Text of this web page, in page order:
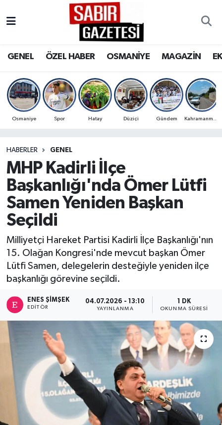
GENEL ÖZEL HABER OSMANİYE MAGAZİN
Osmaniye Spor Hatay Düziçi Gündem
HABERLER GENEL
MHP Kadirli İlçe
Başkanlığı'nda Ömer Lütfi
Samen Yeniden Başkan
Seçildi
Milliyetçi Hareket Partisi Kadirli İlçe Başkanlığı'nın
15. Olağan Kongresi'nde mevcut başkan Ömer
Lütfi Samen, delegelerin desteğiyle yeniden ilçe
başkanlığı görevine seçildi.
ENES ŞIMŞEK
EDITÖR
04.07.2026 - 13:10
YAYINLANMA
1 DK
OKUNMA SÜRESI
OSMANİYE
MAGAZİN
SPOR
RESMİ İLANLAR
Osmaniye Nöbetçi Eczaneler
Osmaniye Trafik Yoğunluk Haritası
Süper Lig Puan Durumu ve Fikstür
Son Dakika Haberleri
Haber Arşivi